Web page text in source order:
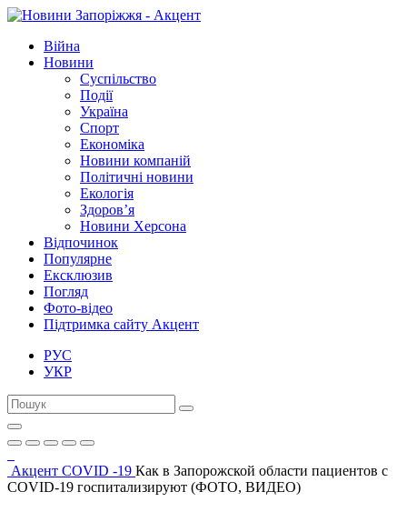
Війна
Новини
Суспільство
Події
Україна
Спорт
Економіка
Новини компаній
Політичні новини
Екологія
Здоров’я
Новини Херсона
Відпочинок
Популярне
Ексклюзив
Погляд
Фото-відео
Підтримка сайту Акцент
РУС
УКР
Акцент COVID -19 Как в Запорожской области пациентов с
COVID-19 госпитализируют (ФОТО, ВИДЕО)